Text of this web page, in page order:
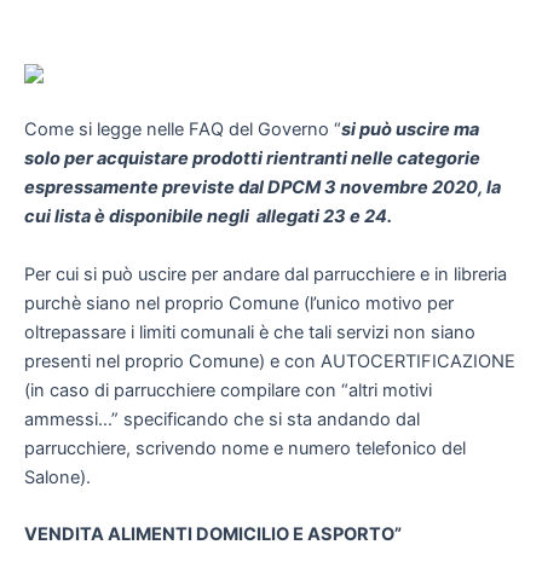
Come si legge nelle FAQ del Governo “si può uscire ma
solo per acquistare prodotti rientranti nelle categorie
espressamente previste dal DPCM 3 novembre 2020, la
cui lista è disponibile negli allegati 23 e 24.
Per cui si può uscire per andare dal parrucchiere e in libreria
purchè siano nel proprio Comune (l’unico motivo per
oltrepassare i limiti comunali è che tali servizi non siano
presenti nel proprio Comune) e con AUTOCERTIFICAZIONE
(in caso di parrucchiere compilare con “altri motivi
ammessi…” specificando che si sta andando dal
parrucchiere, scrivendo nome e numero telefonico del
Salone).
VENDITA ALIMENTI DOMICILIO E ASPORTO”